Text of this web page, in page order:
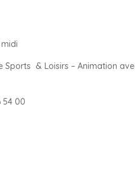
Sports & Loisirs – Animation
54 00